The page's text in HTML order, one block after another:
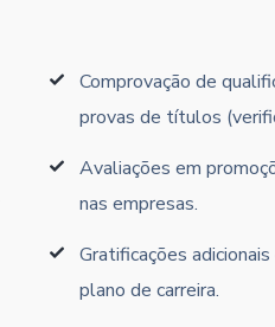
Comprovação de
provas de títulos
Avaliações em
nas empresas.
Gratificações
plano de carreira.